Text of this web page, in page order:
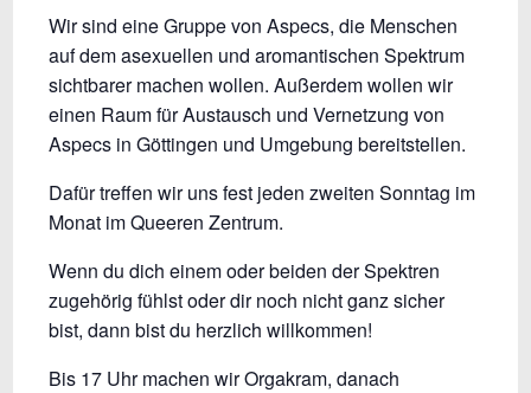
Wir sind eine Gruppe von Aspecs, die Menschen
auf dem asexuellen und aromantischen Spektrum
sichtbarer machen wollen. Außerdem wollen wir
einen Raum für Austausch und Vernetzung von
Aspecs in Göttingen und Umgebung bereitstellen.
Dafür treffen wir uns fest jeden zweiten Sonntag im
Monat im Queeren Zentrum.
Wenn du dich einem oder beiden der Spektren
zugehörig fühlst oder dir noch nicht ganz sicher
bist, dann bist du herzlich willkommen!
Bis 17 Uhr machen wir Orgakram, danach